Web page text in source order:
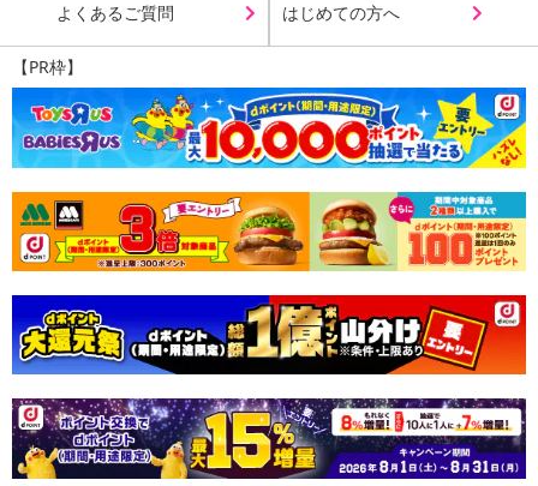
よくあるご質問 はじめての方へ
【PR枠】